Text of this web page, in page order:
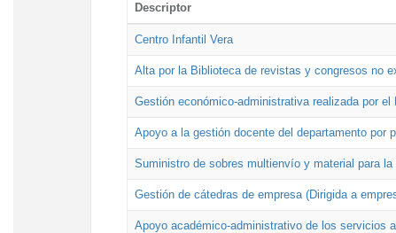
Descriptor
Centro Infantil Vera
Alta por la Biblioteca de revistas y congresos no
Gestión económico-administrativa realizada por el
Apoyo a la gestión docente del departamento por
Suministro de sobres multienvío y material para la
Gestión de cátedras de empresa (Dirigida a
Apoyo académico-administrativo de los servicios